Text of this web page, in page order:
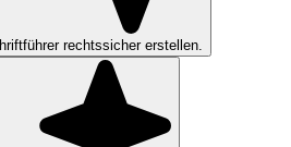
rechtssicher erstellen.